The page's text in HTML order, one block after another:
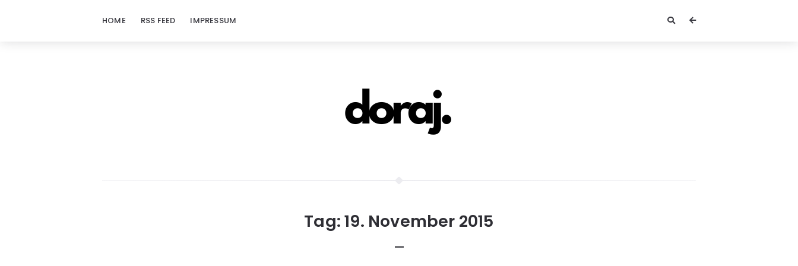
HOME RSS FEED IMPRESSUM
Tag:19. November 2015